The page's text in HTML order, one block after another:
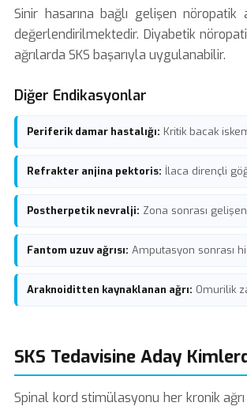
Sinir hasarına bağlı gelişennöropatik
değerlendirilmektedir. Diyabetik
ağrılarda SKS başarıyla uygulanabilir.
Diğer Endikasyonlar
Periferik damar hastalığı: Kritik bacak
Refrakter anjina pektoris: İlaca dirençli
Postherpetik nevralji: Zona sonrası
Fantom uzuv ağrısı: Amputasyon sonrası
Araknoiditten kaynaklanan ağrı: Omurilik
SKS Tedavisine Aday
Spinal kord stimülasyonu her kronik